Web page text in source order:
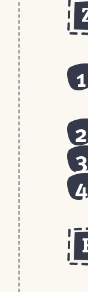
1
2
3
4